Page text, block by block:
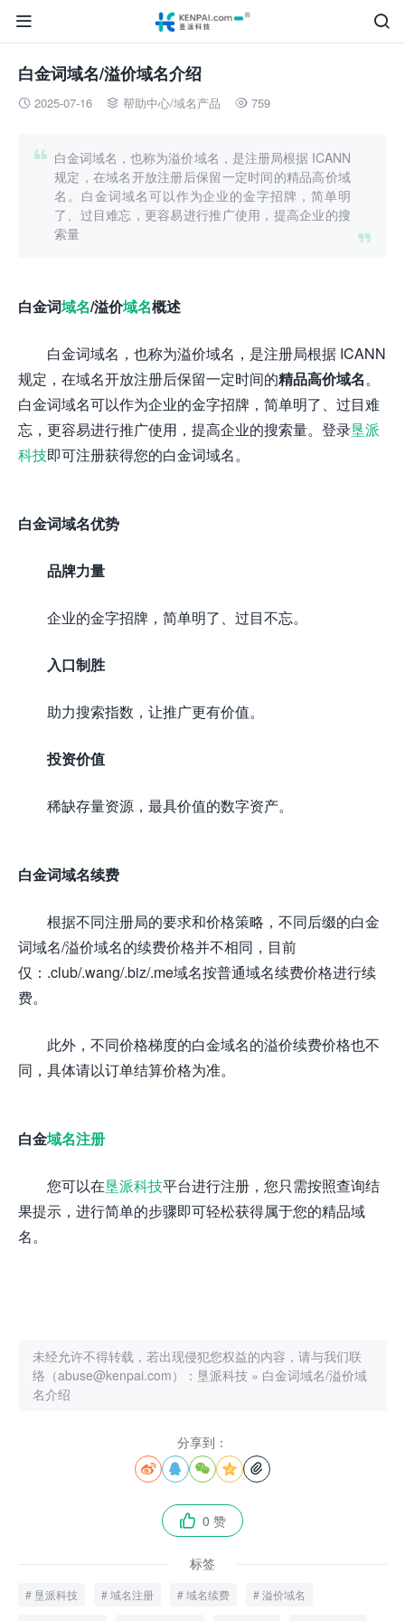


白金词域名/溢价域名介绍
 2025-07-16  帮助中心/域名产品  759


白金词域名，也称为溢价域名，是注册局根据 ICANN
规定，在域名开放注册后保留一定时间的精品高价域
名。白金词域名可以作为企业的金字招牌，简单明
了、过目难忘，更容易进行推广使用，提高企业的搜
索量
白金词域名/溢价域名概述
白金词域名，也称为溢价域名，是注册局根据 ICANN
规定，在域名开放注册后保留一定时间的精品高价域名。
白金词域名可以作为企业的金字招牌，简单明了、过目难
忘，更容易进行推广使用，提高企业的搜索量。登录垦派
科技即可注册获得您的白金词域名。
白金词域名优势
品牌力量
企业的金字招牌，简单明了、过目不忘。
入口制胜
助力搜索指数，让推广更有价值。
投资价值
稀缺存量资源，最具价值的数字资产。
白金词域名续费
根据不同注册局的要求和价格策略，不同后缀的白金
词域名/溢价域名的续费价格并不相同，目前
仅：.club/.wang/.biz/.me域名按普通域名续费价格进行续
费。
此外，不同价格梯度的白金域名的溢价续费价格也不
同，具体请以订单结算价格为准。
白金域名注册
您可以在垦派科技平台进行注册，您只需按照查询结
果提示，进行简单的步骤即可轻松获得属于您的精品域
名。
未经允许不得转载，若出现侵犯您权益的内容，请与我们联
络（abuse@kenpai.com）： 垦派科技 » 白金词域名/溢价域
名介绍
分享到：
    
 0 赞
标签
垦派科技 域名注册 域名续费 溢价域名